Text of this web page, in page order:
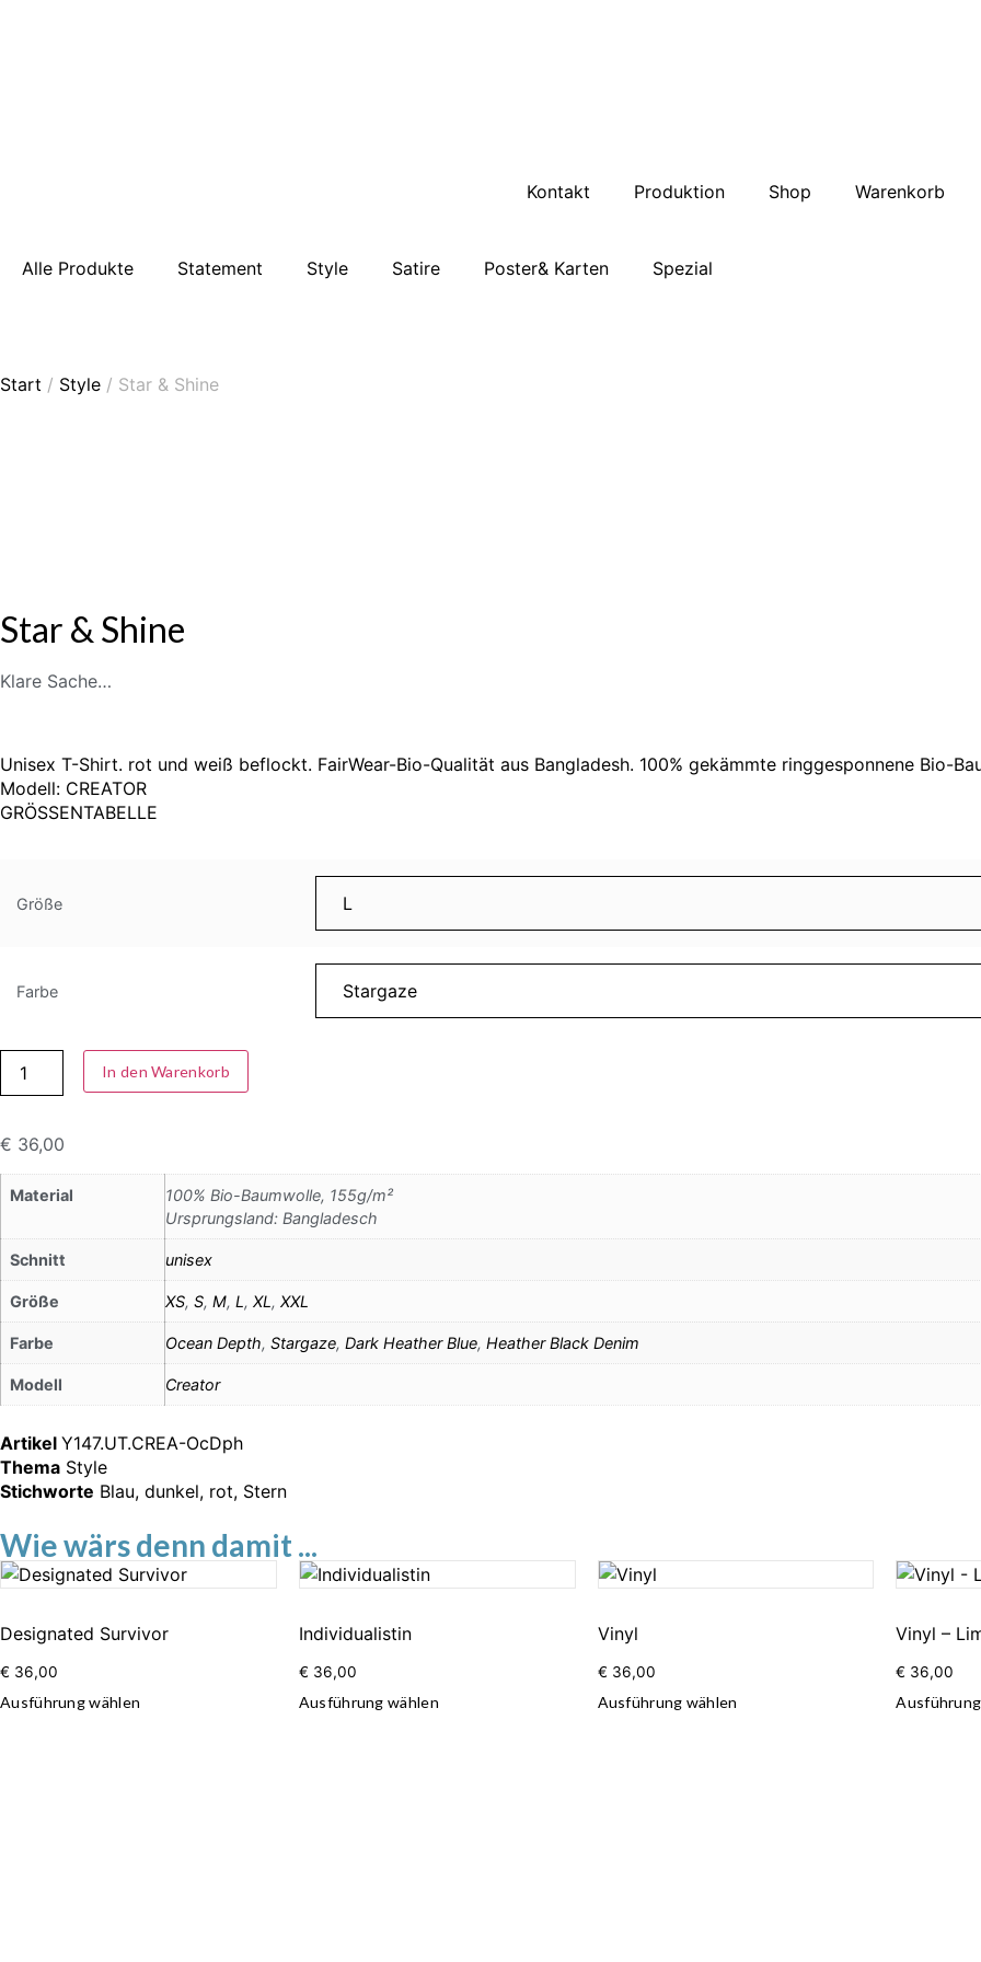
Kontakt Produktion Shop Warenkorb
Alle Produkte Statement Style Satire Poster& Karten Spezial
Start / Style / Star & Shine
Star & Shine
Klare Sache…
Unisex T-Shirt. rot und weiß beflockt. FairWear-Bio-Qualität aus Bangladesh. 100% gekämmte ringgesponnene Bio-
Modell: CREATOR
GRÖSSENTABELLE
Größe
Farbe
In den Warenkorb
€ 36,00
Material
100% Bio-Baumwolle, 155g/m²
Ursprungsland: Bangladesch
Schnitt unisex
Größe XS, S, M, L, XL, XXL
Farbe Ocean Depth, Stargaze, Dark Heather Blue, Heather Black Denim
Modell Creator
Artikel Y147.UT.CREA-OcDph
Thema Style
Stichworte Blau, dunkel, rot, Stern
Wie wärs denn damit ...
Designated Survivor
€ 36,00
Ausführung wählen
Individualistin
€ 36,00
Ausführung wählen
Vinyl
€ 36,00
Ausführung wählen
Vinyl –
€ 36,00